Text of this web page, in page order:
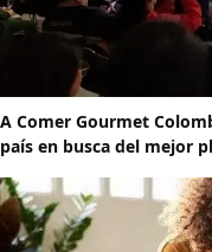
A Comer Gourmet
país en busca del mejor